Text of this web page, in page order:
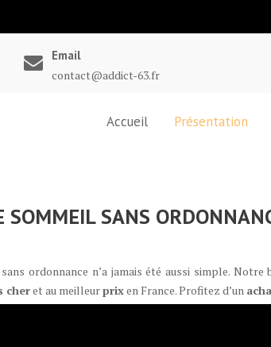
Email
contact@addict-63.fr
Accueil Présentation
SANS
ordonnance n’a jamais été aussi simple.
cheret au meilleurprixen France. Profitez d’un